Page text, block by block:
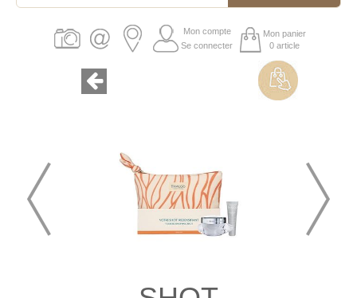
PROMOS
Mon compte
Se connecter
Mon panier
0 article